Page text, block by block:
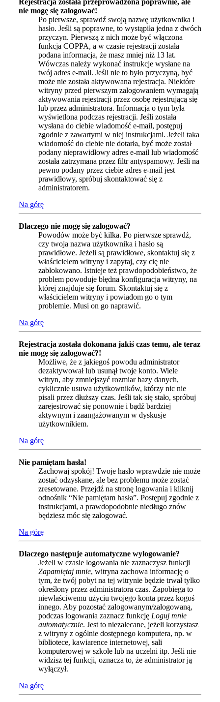
nie mogę się zalogować!
Po pierwsze, sprawdź swoją nazwę użytkownika i
hasło. Jeśli są poprawne, to wystąpiła jedna z dwóch
przyczyn. Pierwszą z nich może być włączona
funkcja COPPA, a w czasie rejestracji została
podana informacja, że masz mniej niż 13 lat.
Wówczas należy wykonać instrukcje wysłane na
twój adres e-mail. Jeśli nie to było przyczyną, być
może nie została aktywowana rejestracja. Niektóre
witryny przed pierwszym zalogowaniem wymagają
aktywowania rejestracji przez osobę rejestrującą się
lub przez administratora. Informacja o tym była
wyświetlona podczas rejestracji. Jeśli została
wysłana do ciebie wiadomość e-mail, postępuj
zgodnie z zawartymi w niej instrukcjami. Jeżeli taka
wiadomość do ciebie nie dotarła, być może został
podany nieprawidłowy adres e-mail lub wiadomość
została zatrzymana przez filtr antyspamowy. Jeśli na
pewno podany przez ciebie adres e-mail jest
prawidłowy, spróbuj skontaktować się z
administratorem.
Na górę
Dlaczego nie mogę się zalogować?
Powodów może być kilka. Po pierwsze sprawdź,
czy twoja nazwa użytkownika i hasło są
prawidłowe. Jeżeli są prawidłowe, skontaktuj się z
właścicielem witryny i zapytaj, czy cię nie
zablokowano. Istnieje też prawdopodobieństwo, że
problem powoduje błędna konfiguracja witryny, na
której znajduje się forum. Skontaktuj się z
właścicielem witryny i powiadom go o tym
problemie. Musi on go naprawić.
Na górę
Rejestracja została dokonana jakiś czas temu, ale teraz
nie mogę się zalogować?!
Możliwe, że z jakiegoś powodu administrator
dezaktywował lub usunął twoje konto. Wiele
witryn, aby zmniejszyć rozmiar bazy danych,
cyklicznie usuwa użytkowników, którzy nic nie
pisali przez dłuższy czas. Jeśli tak się stało, spróbuj
zarejestrować się ponownie i bądź bardziej
aktywnym i zaangażowanym w dyskusje
użytkownikiem.
Na górę
Nie pamiętam hasła!
Zachowaj spokój! Twoje hasło wprawdzie nie może
zostać odzyskane, ale bez problemu może zostać
zresetowane. Przejdź na stronę logowania i kliknij
odnośnik “Nie pamiętam hasła”. Postępuj zgodnie z
instrukcjami, a prawdopodobnie niedługo znów
będziesz móc się zalogować.
Na górę
Dlaczego następuje automatyczne wylogowanie?
Jeżeli w czasie logowania nie zaznaczysz funkcji
Zapamiętaj mnie, witryna zachowa informację o
tym, że twój pobyt na tej witrynie będzie trwał tylko
określony przez administratora czas. Zapobiega to
niewłaściwemu użyciu twojego konta przez kogoś
innego. Aby pozostać zalogowanym/zalogowaną,
podczas logowania zaznacz funkcję Loguj mnie
automatycznie. Jest to niezalecane, jeżeli korzystasz
z witryny z ogólnie dostępnego komputera, np. w
bibliotece, kawiarence internetowej, sali
komputerowej w szkole lub na uczelni itp. Jeśli nie
widzisz tej funkcji, oznacza to, że administrator ją
wyłączył.
Na górę